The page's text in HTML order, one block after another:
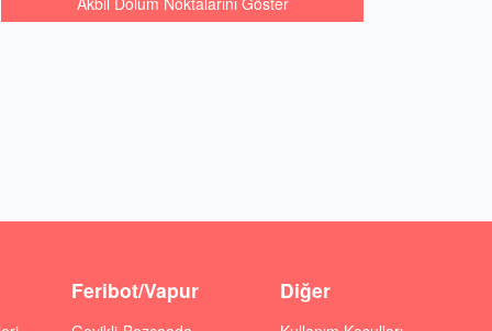
Feribot/Vapur Diğer